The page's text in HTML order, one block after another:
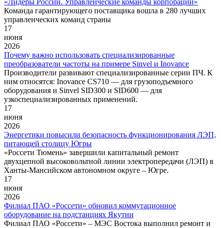
Команда гарантирующего поставщика вошла в 280 лучших
управленческих команд страны
17
июня
2026
Почему важно использовать специализированные
преобразователи частоты на примере Sinvel и Inovance
Производители развивают специализированные серии ПЧ. К
ним относятся: Inovance CS710 — для грузоподъемного
оборудования и Sinvel SID300 и SID600 — для
узкоспециализированных применений.
17
июня
2026
Энергетики повысили безопасность функционирования ЛЭП,
питающей столицу Югры
«Россети Тюмень» завершили капитальный ремонт
двухцепной высоковольтной линии электропередачи (ЛЭП) в
Ханты-Мансийском автономном округе – Югре.
17
июня
2026
Филиал ПАО «Россети» обновил коммутационное
оборудование на подстанциях Якутии
Филиал ПАО «Россети» – МЭС Востока выполнил ремонт и